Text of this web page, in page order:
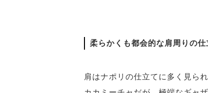
柔らかくも都会的な肩周りの仕
肩はナポリの仕立てに多く見ら